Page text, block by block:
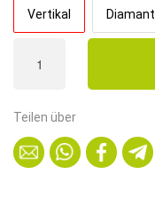
Vertikal Diamant
Sitzbank
|
cm
breit
Teilen über